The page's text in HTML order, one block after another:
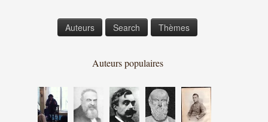
Auteurs Search Thèmes
Auteurs populaires